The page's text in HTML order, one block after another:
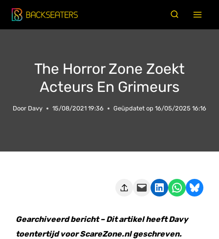
Doorgaan
naar
The Horror Zone Zoekt
Acteurs En Grimeurs
Door Davy 15/08/2021 19:36 Geüpdatet op 16/05/2025 16:16
Deze pagina e-mailen Delen op LinkedIn Delen via WhatsApp Share on Bluesky
Gearchiveerd bericht – Dit artikel heeft Davy
toentertijd voor ScareZone.nl geschreven.